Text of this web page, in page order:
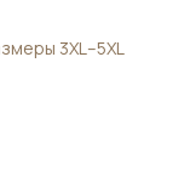
3XL–5XL